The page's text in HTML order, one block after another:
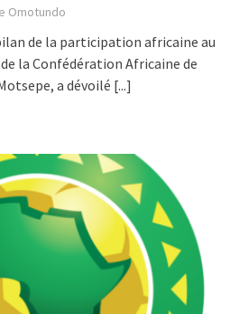
Omotundo
de la participation africaine au
la Confédération Africaine de
a dévoilé [...]